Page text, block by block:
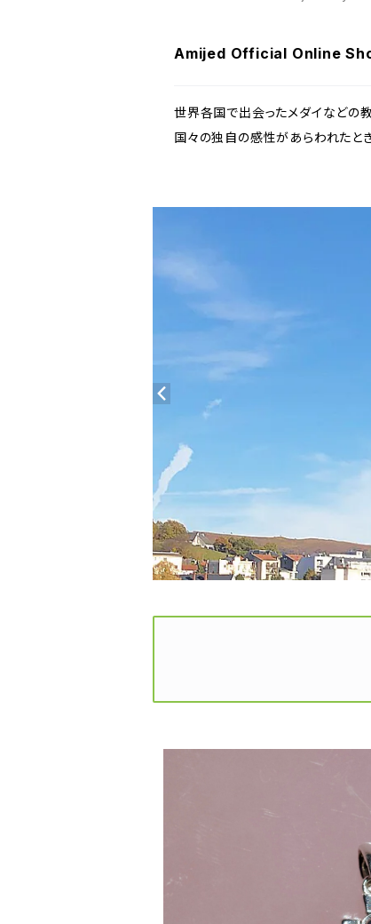
Amijed Official Online
世界各国で出会ったメダイなどの
国々の独自の感性があらわれたと